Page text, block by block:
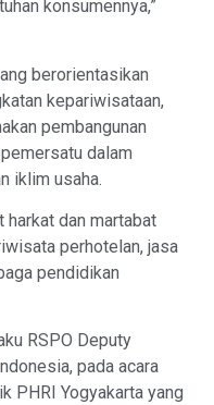
konsumennya,”
berorientasikan
kepariwisataan,
pembangunan
dalam
iklim usaha.
harkat dan martabat
perhotelan, jasa
pendidikan
RSPO Deputy
pada acara
PHRI Yogyakarta yang